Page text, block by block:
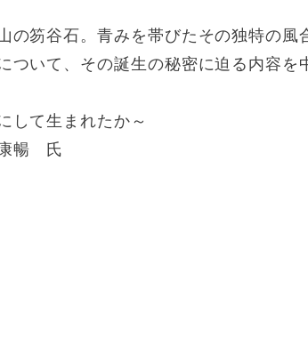
笏谷石。青みを帯びたその独特の風
ついて、その誕生の秘密に迫る内容を
して生まれたか～
暢 氏